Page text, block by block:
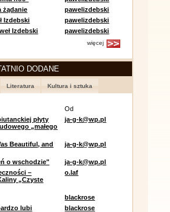
żądanie
pawelizdebski
Izdebski
pawelizdebski
Izdebski pawelizdebski
więcej
DODANE
Literatura Kultura i sztuka
Od
płyty
„małego
ja-g-k@wp.pl
Beautiful, and
ja-g-k@wp.pl
o wschodzie"
ja-g-k@wp.pl
–
„Czyste
o.laf
blackrose
lubi
blackrose